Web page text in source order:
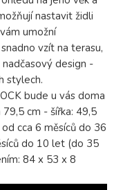
nastavit židli
umožní
vzít na terasu,
design -
stylech.
bude u vás doma
cm - šířka: 49,5
cca 6 měsíců do 36
do 10 let (do 35
84 x 53 x 8